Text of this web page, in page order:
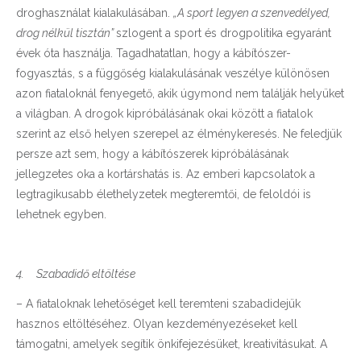
droghasználat kialakulásában. „A sport legyen a szenvedélyed,
drog nélkül tisztán”szlogent a sport és drogpolitika egyaránt
évek óta használja. Tagadhatatlan, hogy a kábítószer-
fogyasztás, s a függőség kialakulásának veszélye különösen
azon fiataloknál fenyegető, akik úgymond nem találják helyüket
a világban. A drogok kipróbálásának okai között a fiatalok
szerint az első helyen szerepel az élménykeresés. Ne feledjük
persze azt sem, hogy a kábítószerek kipróbálásának
jellegzetes oka a kortárshatás is. Az emberi kapcsolatok a
legtragikusabb élethelyzetek megteremtői, de feloldói is
lehetnek egyben.
4. Szabadidő eltöltése
– A fiataloknak lehetőséget kell teremteni szabadidejük
hasznos eltöltéséhez. Olyan kezdeményezéseket kell
támogatni, amelyek segítik önkifejezésüket, kreativitásukat. A